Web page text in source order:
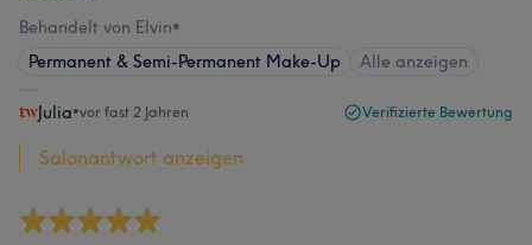
Behandelt von Elvin•
Permanent & Semi-Permanent Make-Up
Alle anzeigen
Julia•vor fast 2 Jahren Verifizierte Bewertung
Salonantwort anzeigen